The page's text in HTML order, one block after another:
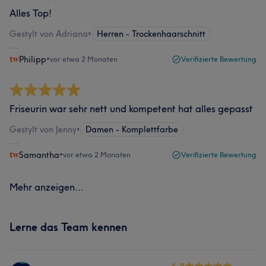
Alles Top!
Gestylt von Adriana• Herren - Trockenhaarschnitt
Philipp•vor etwa 2 Monaten Verifizierte Bewertung
Friseurin war sehr nett und kompetent hat alles gepasst
Gestylt von Jenny• Damen - Komplettfarbe
Samantha•vor etwa 2 Monaten Verifizierte Bewertung
Mehr anzeigen...
Lerne das Team kennen